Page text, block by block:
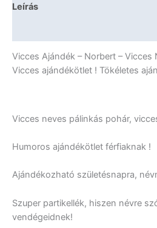
Leírás
Vicces Ajándék – Norbert – Vicces
Vicces ajándékötlet ! Tökéletes
Vicces neves pálinkás pohár,
Humoros ajándékötlet férfiaknak !
Ajándékozható születésnapra,
Szuper partikellék, hiszen névre
vendégeidnek!